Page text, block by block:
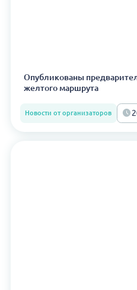
Опубликованы
желтого маршрута
Новости от организаторов